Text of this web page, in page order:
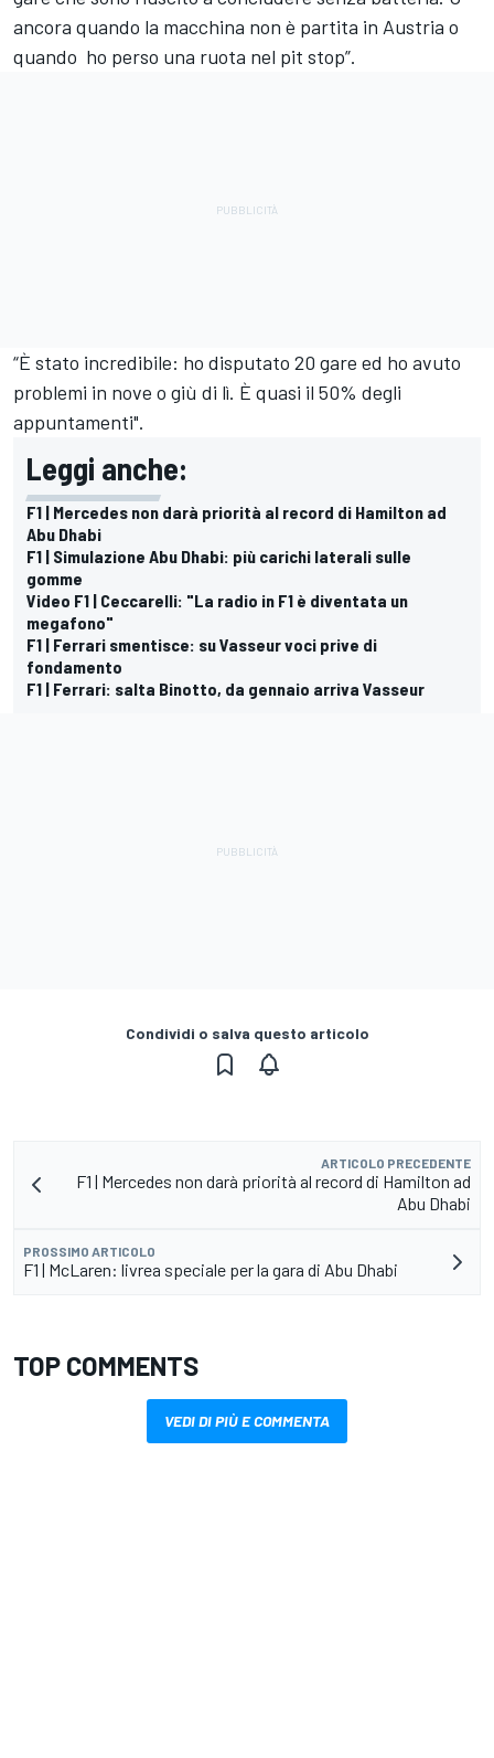
ancora quando la macchina non è partita in Austria o
quando ho perso una ruota nel pit stop”.
“È stato incredibile: ho disputato 20 gare ed ho avuto
problemi in nove o giù di lì. È quasi il 50% degli
appuntamenti".
Leggi anche:
F1 | Mercedes non darà priorità al record di Hamilton ad
Abu Dhabi
F1 | Simulazione Abu Dhabi: più carichi laterali sulle
gomme
Video F1 | Ceccarelli: "La radio in F1 è diventata un
megafono"
F1 | Ferrari smentisce: su Vasseur voci prive di
fondamento
F1 | Ferrari: salta Binotto, da gennaio arriva Vasseur
Condividi o salva questo articolo
ARTICOLO PRECEDENTE
F1 | Mercedes non darà priorità al record di Hamilton ad
Abu Dhabi
PROSSIMO ARTICOLO
F1 | McLaren: livrea speciale per la gara di Abu Dhabi
TOP COMMENTS
VEDI DI PIÙ E COMMENTA